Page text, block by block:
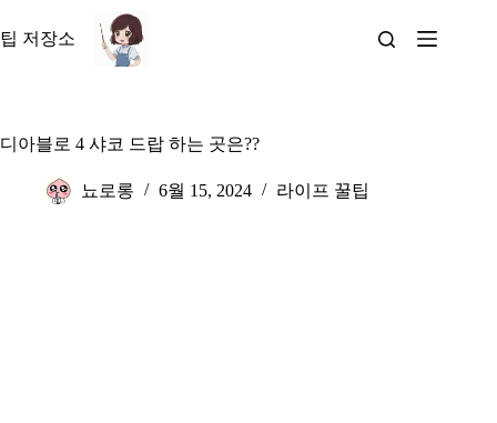
문
뛰
팁 저장소
디아블로 4 샤코 드랍 하는 곳은??
뇨로롱 6월 15, 2024 라이프 꿀팁